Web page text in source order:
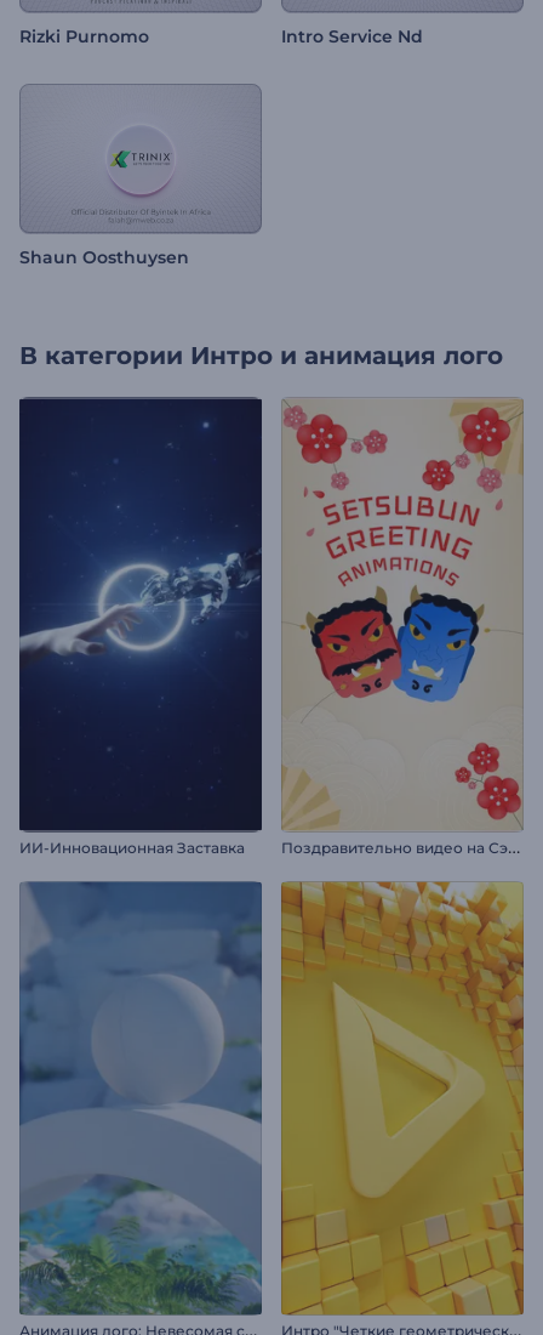
Rizki Purnomo Intro Service Nd
Shaun Oosthuysen
В категории Интро и анимация лого
ИИ-Инновационная Заставка П
оздравительно видео на Сэцубун
А
нимация лого: Невесомая сфера И
нтро "Четкие геометрические фигуры"